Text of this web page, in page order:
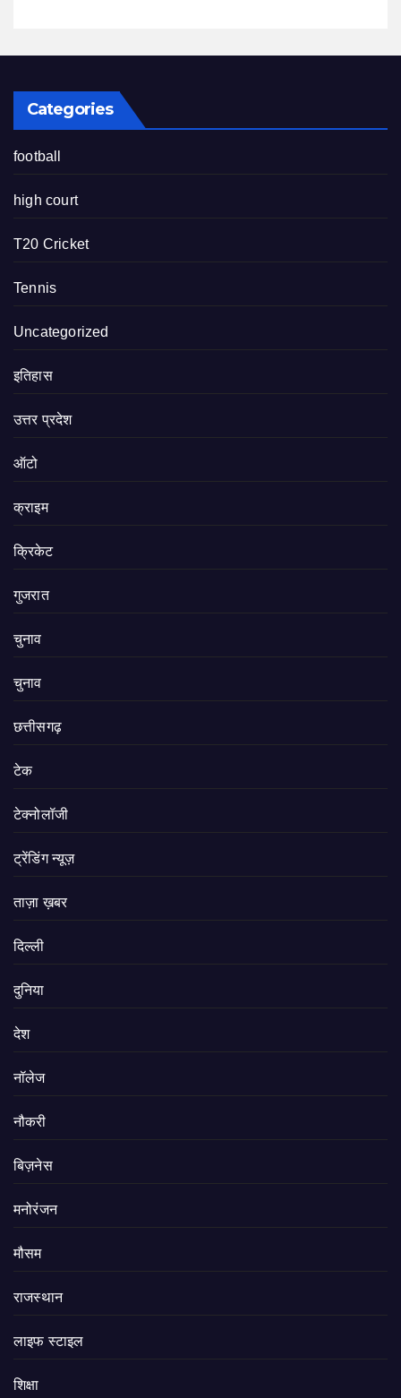
Categories
football
high court
T20 Cricket
Tennis
Uncategorized
इतिहास
उत्तर प्रदेश
ऑटो
क्राइम
क्रिकेट
गुजरात
चुनाव
चुनाव
छत्तीसगढ़
टेक
टेक्नोलॉजी
ट्रेंडिंग न्यूज़
ताज़ा ख़बर
दिल्ली
दुनिया
देश
नॉलेज
नौकरी
बिज़नेस
मनोरंजन
मौसम
राजस्थान
लाइफ स्टाइल
शिक्षा